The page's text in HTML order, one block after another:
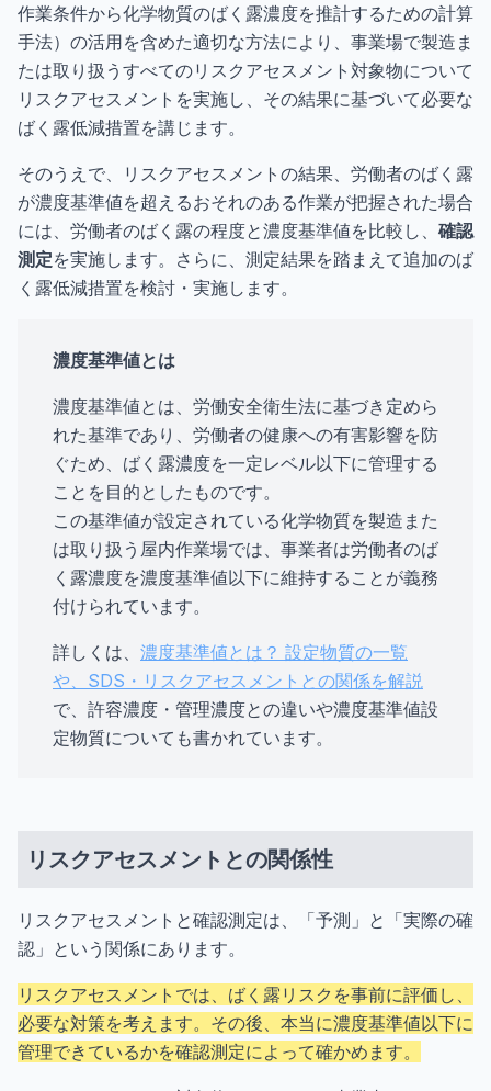
作業条件から化学物質のばく露濃度を推計するための計算
手法）の活用を含めた適切な方法により、事業場で製造ま
たは取り扱うすべてのリスクアセスメント対象物について
リスクアセスメントを実施し、その結果に基づいて必要な
ばく露低減措置を講じます。
そのうえで、リスクアセスメントの結果、労働者のばく露
が濃度基準値を超えるおそれのある作業が把握された場合
には、労働者のばく露の程度と濃度基準値を比較し、 確認
測定を実施します。さらに、測定結果を踏まえて追加のば
く露低減措置を検討・実施します。
濃度基準値とは
濃度基準値とは、労働安全衛生法に基づき定めら
れた基準であり、労働者の健康への有害影響を防
ぐため、ばく露濃度を一定レベル以下に管理する
ことを目的としたものです。
この基準値が設定されている化学物質を製造また
は取り扱う屋内作業場では、事業者は労働者のば
く露濃度を濃度基準値以下に維持することが義務
付けられています。
詳しくは、 濃度基準値とは？ 設定物質の一覧
や、SDS・リスクアセスメントとの関係を解説
で、許容濃度・管理濃度との違いや濃度基準値設
定物質についても書かれています。
リスクアセスメントとの関係性
リスクアセスメントと確認測定は、「予測」と「実際の確
認」という関係にあります。
リスクアセスメントでは、ばく露リスクを事前に評価し、
必要な対策を考えます。その後、本当に濃度基準値以下に
管理できているかを確認測定によって確かめます。